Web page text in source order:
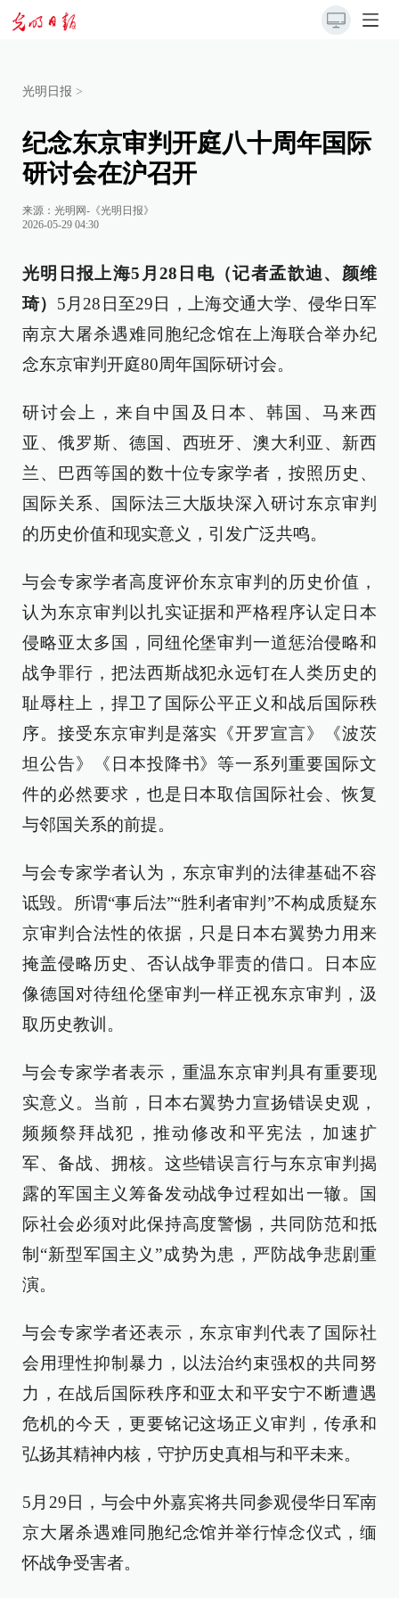
光明日报 >
纪念东京审判开庭八十周年国际
研讨会在沪召开
来源： 光明网-《光明日报》
2026-05-29 04:30
光明日报上海5月28日电（记者孟歆迪、颜维
琦） 5月28日至29日，上海交通大学、侵华日军
南京大屠杀遇难同胞纪念馆在上海联合举办纪
念东京审判开庭80周年国际研讨会。
研讨会上，来自中国及日本、韩国、马来西
亚、俄罗斯、德国、西班牙、澳大利亚、新西
兰、巴西等国的数十位专家学者，按照历史、
国际关系、国际法三大版块深入研讨东京审判
的历史价值和现实意义，引发广泛共鸣。
与会专家学者高度评价东京审判的历史价值，
认为东京审判以扎实证据和严格程序认定日本
侵略亚太多国，同纽伦堡审判一道惩治侵略和
战争罪行，把法西斯战犯永远钉在人类历史的
耻辱柱上，捍卫了国际公平正义和战后国际秩
序。接受东京审判是落实《开罗宣言》《波茨
坦公告》《日本投降书》等一系列重要国际文
件的必然要求，也是日本取信国际社会、恢复
与邻国关系的前提。
与会专家学者认为，东京审判的法律基础不容
诋毁。所谓“事后法”“胜利者审判”不构成质疑东
京审判合法性的依据，只是日本右翼势力用来
掩盖侵略历史、否认战争罪责的借口。日本应
像德国对待纽伦堡审判一样正视东京审判，汲
取历史教训。
与会专家学者表示，重温东京审判具有重要现
实意义。当前，日本右翼势力宣扬错误史观，
频频祭拜战犯，推动修改和平宪法，加速扩
军、备战、拥核。这些错误言行与东京审判揭
露的军国主义筹备发动战争过程如出一辙。国
际社会必须对此保持高度警惕，共同防范和抵
制“新型军国主义”成势为患，严防战争悲剧重
演。
与会专家学者还表示，东京审判代表了国际社
会用理性抑制暴力，以法治约束强权的共同努
力，在战后国际秩序和亚太和平安宁不断遭遇
危机的今天，更要铭记这场正义审判，传承和
弘扬其精神内核，守护历史真相与和平未来。
5月29日，与会中外嘉宾将共同参观侵华日军南
京大屠杀遇难同胞纪念馆并举行悼念仪式，缅
怀战争受害者。